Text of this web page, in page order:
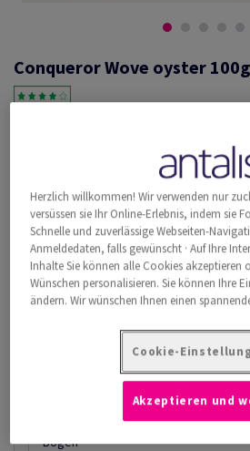
Conqueror Wove oyster
Conqueror Wove, oyster, 100g/m2,
Paket zu 500 Bogen/Blatt, FSC Mix Credit
Weitere Produktinformationen
Katalogpreis inkl. MwSt.
CHF 1'242.07 14.59% Rabatt
AB
LIEFERBAR AB 08/08/2026
Bogen
Herzlich willkommen! Wir verwenden nur
versüssen sie Ihr Online-Erlebnis, indem sie
Schnelle und zuverlässige Webseiten-
Anmeldedaten, falls gewünscht · Auf Ihre
Inhalte Sie können alle Cookies akzeptieren
Wünschen personalisieren. Sie können Ihre
ändern. Wir wünschen Ihnen einen
Cookie-
Akzeptieren und